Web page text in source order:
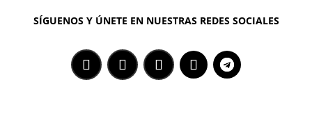
SÍGUENOS Y ÚNETE EN NUESTRAS REDES SOCIALES